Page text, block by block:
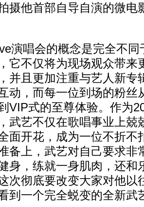
摄他首部自导自演的微电
唱会的概念是完全不同
它不仅将为现场观众带来
并且更加注重与艺人新专
动，而每一位到场的粉丝
VIP式的至尊体验。作为
武艺不仅在歌唱事业上兢
面开花，成为一位不折不
备上，武艺对自己要求非
身，练就一身肌肉，还和
次彻底要改变大家对他以
到一个完全蜕变的全新武